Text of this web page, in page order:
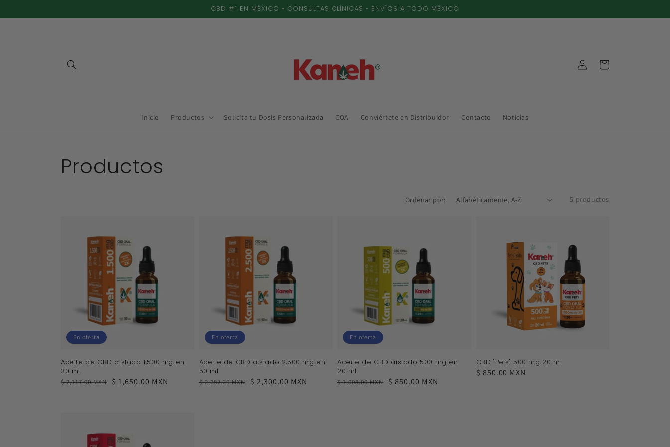
al contenido
CBD #1 EN MÉXICO • CONSULTAS CLÍNICAS • ENVÍOS A TODO MÉXICO
Inicio Productos Solicita tu Dosis Personalizada COA Conviértete en Distribuidor Contacto Noticias
Iniciar
sesión
Carrito
Colección:
Productos
Ordenar por: 5 productos
Aceite de CBD aislado 1,500 mg en
30 ml.
Precio
$ 2,117.00 MXN
Precio
$ 1,650.00 MXN
En oferta
Aceite de CBD aislado 2,500 mg en
50 ml
Precio
$ 2,782.20 MXN
Precio
$ 2,300.00 MXN
En oferta
Aceite de CBD aislado 500 mg en
20 ml.
Precio
$ 1,008.00 MXN
Precio
$ 850.00 MXN
En oferta
CBD "Pets" 500 mg 20 ml
Precio
$ 850.00 MXN